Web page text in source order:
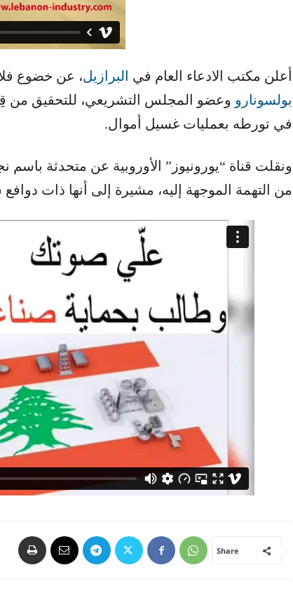
أعلن مكتب الادعاء العام في ​ البرازيل​، عن خضوع
بولسونارو وعضو المجلس التشريعي، للتحقيق من
في تورطه بعمليات غسيل أموال.
ونقلت قناة “يورونيوز” الأوروبية عن متحدثة باسم
من التهمة الموجهة إليه، مشيرة إلى أنها ذات
Share